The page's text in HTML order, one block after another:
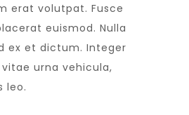
erat volutpat. Fusce
euismod. Nulla
ex et dictum. Integer
urna vehicula,
leo.